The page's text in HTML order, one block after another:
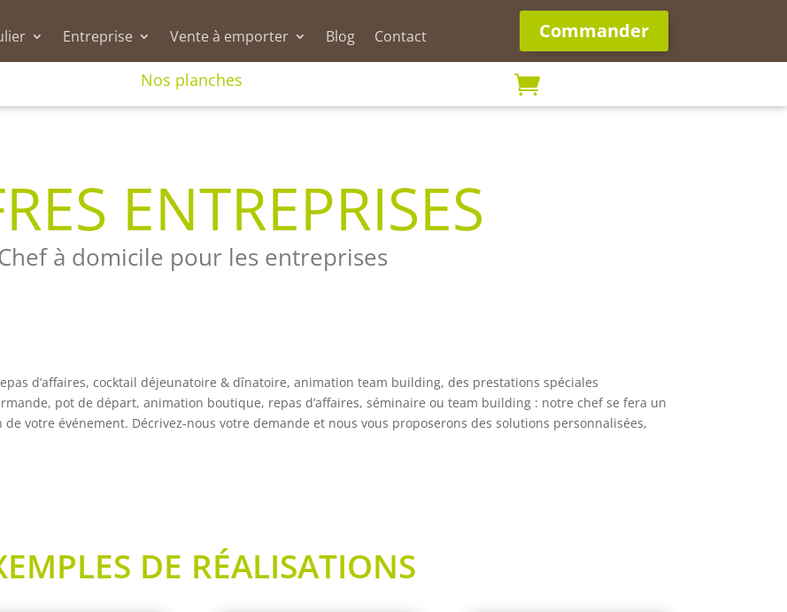
Entreprise Vente à emporter Blog Contact Commander
Nos planches 
ENTREPRISES
à domicile pour les entreprises
d’affaires, cocktail déjeunatoire & dînatoire, animation team building, des prestations spéciales
pot de départ, animation boutique, repas d’affaires, séminaire ou team building : notre chef se fera un
votre événement. Décrivez-nous votre demande et nous vous proposerons des solutions personnalisées,
DE RÉALISATIONS